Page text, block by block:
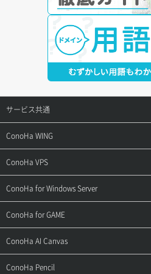
サービス共通
サポートトップ
ご契約・お支払い
お問い合わせ
ConoHa WING
サポートトップ
ご利用ガイド
よくある質問
ConoHa VPS
サポートトップ
ご利用ガイド
ConoHa for Windows Server
サポートトップ
ご利用ガイド
ConoHa for GAME
サポートトップ
ご利用ガイド
ConoHa AI Canvas
サポートトップ
ConoHa Pencil